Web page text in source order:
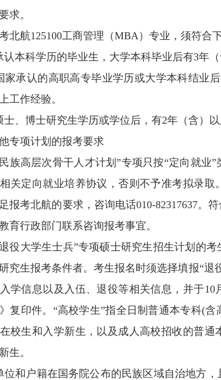
求。
考北航125100工商管理（MBA）专业，须符合
认本科学历的毕业生，大学本科毕业后有3年（
家承认的高职高专毕业学历或大学本科结业
工作经验。
士、博士研究生学历或学位后，有2年（含）以
他专项计划的报考要求
族高层次骨干人才计划”专项只按“定向就业
关定向就业培养协议，否则不予准考拟录
报考北航的要求，咨询电话010-82317637。
育行政部门联系咨询报考事宜。
役大学生士兵”专项硕士研究生招生计划的
究生报考条件者。考生报名时须选择填报“退
学信息以及入伍、退役等相关信息，并于
复印件。“高校学生”指全日制普通本专科(
校生和入学新生，以及成人高校招收的普
生。
位和户籍在国务院公布的民族区域自治地方